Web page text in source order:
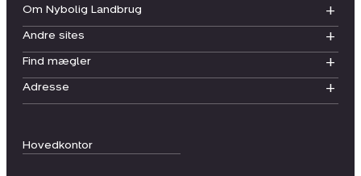
Hovedkontor
Om Nybolig Landbrug
Andre sites
Find mægler
Adresse